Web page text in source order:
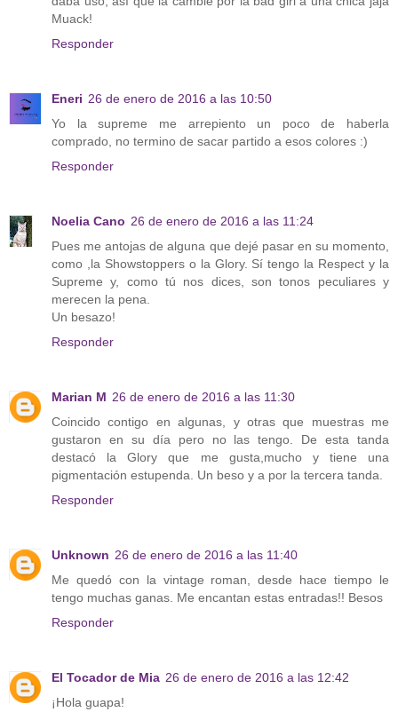
Muack!
Responder
Eneri 26 de enero de 2016 a las 10:50
Yo la supreme me arrepiento un poco de haberla
comprado, no termino de sacar partido a esos colores :)
Responder
Noelia Cano 26 de enero de 2016 a las 11:24
Pues me antojas de alguna que dejé pasar en su momento,
como ,la Showstoppers o la Glory. Sí tengo la Respect y la
Supreme y, como tú nos dices, son tonos peculiares y
merecen la pena.
Un besazo!
Responder
Marian M 26 de enero de 2016 a las 11:30
Coincido contigo en algunas, y otras que muestras me
gustaron en su día pero no las tengo. De esta tanda
destacó la Glory que me gusta,mucho y tiene una
pigmentación estupenda. Un beso y a por la tercera tanda.
Responder
Unknown 26 de enero de 2016 a las 11:40
Me quedó con la vintage roman, desde hace tiempo le
tengo muchas ganas. Me encantan estas entradas!! Besos
Responder
El Tocador de Mia 26 de enero de 2016 a las 12:42
¡Hola guapa!